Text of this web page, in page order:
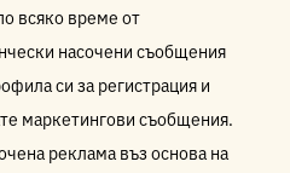
всяко време от
насочени съобщения
си за регистрация и
маркетингови съобщения.
реклама въз основа на